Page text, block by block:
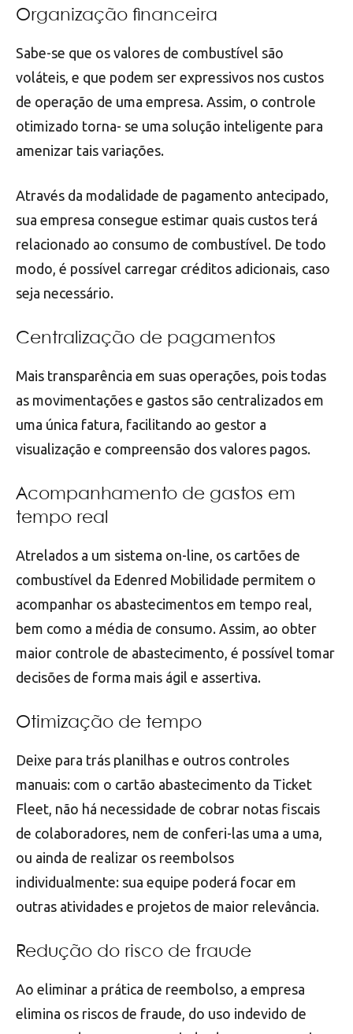
Organização financeira
Sabe-se que os valores de combustível são
voláteis, e que podem ser expressivos nos custos
de operação de uma empresa. Assim, o controle
otimizado torna- se uma solução inteligente para
amenizar tais variações.
Através da modalidade de pagamento antecipado,
sua empresa consegue estimar quais custos terá
relacionado ao consumo de combustível. De todo
modo, é possível carregar créditos adicionais, caso
seja necessário.
Centralização de pagamentos
Mais transparência em suas operações, pois todas
as movimentações e gastos são centralizados em
uma única fatura, facilitando ao gestor a
visualização e compreensão dos valores pagos.
Acompanhamento de gastos em
tempo real
Atrelados a um sistema on-line, os cartões de
combustível da Edenred Mobilidade permitem o
acompanhar os abastecimentos em tempo real,
bem como a média de consumo. Assim, ao obter
maior controle de abastecimento, é possível tomar
decisões de forma mais ágil e assertiva.
Otimização de tempo
Deixe para trás planilhas e outros controles
manuais: com o cartão abastecimento da Ticket
Fleet, não há necessidade de cobrar notas fiscais
de colaboradores, nem de conferi-las uma a uma,
ou ainda de realizar os reembolsos
individualmente: sua equipe poderá focar em
outras atividades e projetos de maior relevância.
Redução do risco de fraude
Ao eliminar a prática de reembolso, a empresa
elimina os riscos de fraude, do uso indevido de